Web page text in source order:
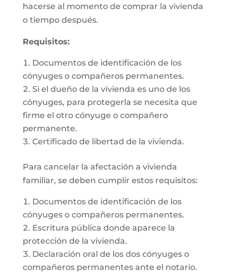
hacerse al momento de comprar la vivienda
o tiempo después.
Requisitos:
Documentos de identificación de los
cónyuges o compañeros permanentes.
Si el dueño de la vivienda es uno de los
cónyuges, para protegerla se necesita que
firme el otro cónyuge o compañero
permanente.
Certificado de libertad de la vivienda.
Para cancelar la afectación a vivienda
familiar, se deben cumplir estos requisitos:
Documentos de identificación de los
cónyuges o compañeros permanentes.
Escritura pública donde aparece la
protección de la vivienda.
Declaración oral de los dos cónyuges o
compañeros permanentes ante el notario.